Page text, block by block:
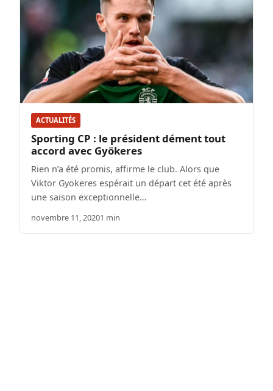
ACTUALITÉS
Sporting CP : le président dément tout
accord avec Gyökeres
Rien n’a été promis, affirme le club. Alors que
Viktor Gyökeres espérait un départ cet été après
une saison exceptionnelle…
novembre 11, 20201 min